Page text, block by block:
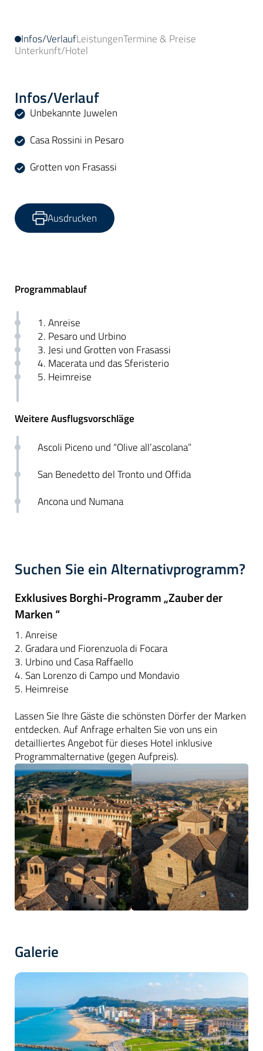
Infos/VerlaufLeistungenTermine & Preise
Unterkunft/Hotel
Infos/Verlauf
Unbekannte Juwelen
Casa Rossini in Pesaro
Grotten von Frasassi
Ausdrucken
Programmablauf
1. Anreise
2. Pesaro und Urbino
3. Jesi und Grotten von Frasassi
4. Macerata und das Sferisterio
5. Heimreise
Weitere Ausflugsvorschläge
Ascoli Piceno und “Olive all’ascolana”
San Benedetto del Tronto und Offida
Ancona und Numana
Suchen Sie ein Alternativprogramm?
Exklusives Borghi-Programm „Zauber der
Marken “
1. Anreise
2. Gradara und Fiorenzuola di Focara
3. Urbino und Casa Raffaello
4. San Lorenzo di Campo und Mondavio
5. Heimreise
Lassen Sie Ihre Gäste die schönsten Dörfer der Marken
entdecken. Auf Anfrage erhalten Sie von uns ein
detailliertes Angebot für dieses Hotel inklusive
Programmalternative (gegen Aufpreis).
Galerie